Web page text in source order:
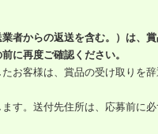
者からの返送を含む。）は、
に再度ご確認ください。
お客様は、賞品の受け取りを
す。送付先住所は、応募前に